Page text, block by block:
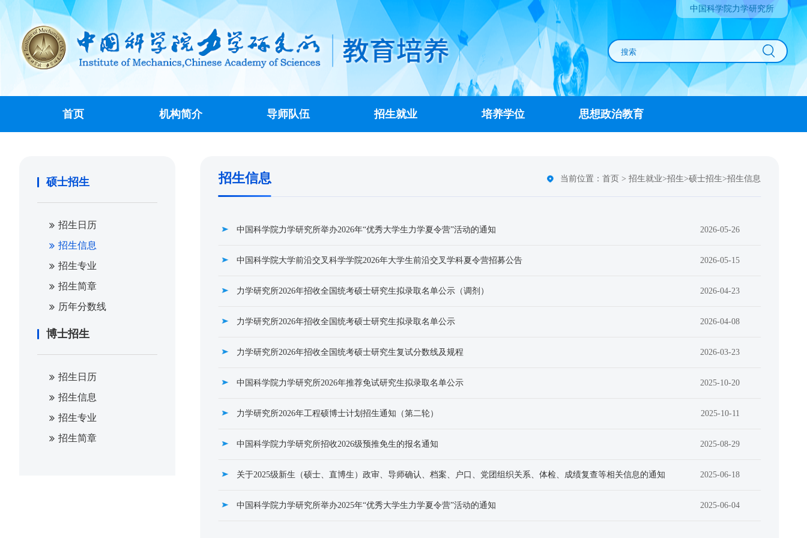
中国科学院力学研究所
首页 机构简介 导师队伍 招生就业 培养学位 思想政治教育
硕士招生
招生日历
招生信息
招生专业
招生简章
历年分数线
博士招生
招生日历
招生信息
招生专业
招生简章
招生信息 当前位置： 首页 > 招生就业>招生>硕士招生>招生信息
中国科学院力学研究所举办2026年“优秀大学生力学夏令营”活动的通知 2026-05-26
中国科学院大学前沿交叉科学学院2026年大学生前沿交叉学科夏令营招募公告 2026-05-15
力学研究所2026年招收全国统考硕士研究生拟录取名单公示（调剂） 2026-04-23
力学研究所2026年招收全国统考硕士研究生拟录取名单公示 2026-04-08
力学研究所2026年招收全国统考硕士研究生复试分数线及规程 2026-03-23
中国科学院力学研究所2026年推荐免试研究生拟录取名单公示 2025-10-20
力学研究所2026年工程硕博士计划招生通知（第二轮） 2025-10-11
中国科学院力学研究所招收2026级预推免生的报名通知 2025-08-29
关于2025级新生（硕士、直博生）政审、导师确认、档案、户口、党团组织关系、体检、成绩复查等相关信息的通知 2025-06-18
中国科学院力学研究所举办2025年“优秀大学生力学夏令营”活动的通知 2025-06-04